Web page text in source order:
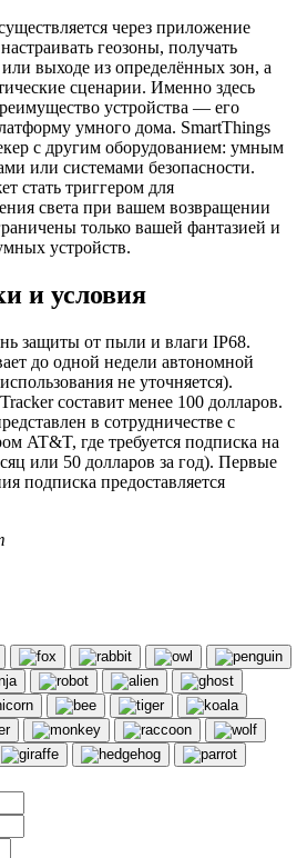
через приложение
геозоны, получать
выходе из определённых зон, а
сценарии. Именно здесь
устройства — его
умного дома. SmartThings
с другим оборудованием: умным
или системами безопасности.
стать триггером для
света при вашем возвращении
только вашей фантазией и
устройств.
и условия
защиты от пыли и влаги IP68.
до одной недели автономной
не уточняется).
составит менее 100 долларов.
в сотрудничестве с
AT&T, где требуется подписка на
или 50 долларов за год). Первые
подписка предоставляется